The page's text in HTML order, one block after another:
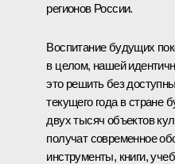
регионов России.
Воспитание будущих
в целом, нашей
это решить без
текущего года в стране
двух тысяч объектов
получат современное
инструменты, книги,